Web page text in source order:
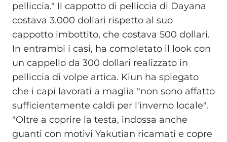
pelliccia." Il cappotto di pelliccia di Dayana
costava 3.000 dollari rispetto al suo
cappotto imbottito, che costava 500 dollari.
In entrambi i casi, ha completato il look con
un cappello da 300 dollari realizzato in
pelliccia di volpe artica. Kiun ha spiegato
che i capi lavorati a maglia "non sono affatto
sufficientemente caldi per l'inverno locale".
"Oltre a coprire la testa, indossa anche
guanti con motivi Yakutian ricamati e copre